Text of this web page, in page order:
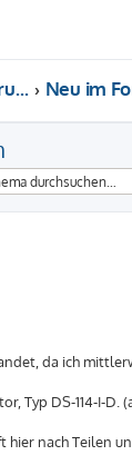
Haupt-Forum
da ich
Typ DS-114-I-D.
nach Teilen